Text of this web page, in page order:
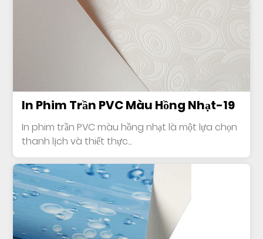
In Phim Trần PVC Màu Hồng Nhạt-19
In phim trần PVC màu hồng nhạt là một lựa chọn
thanh lịch và thiết thực...